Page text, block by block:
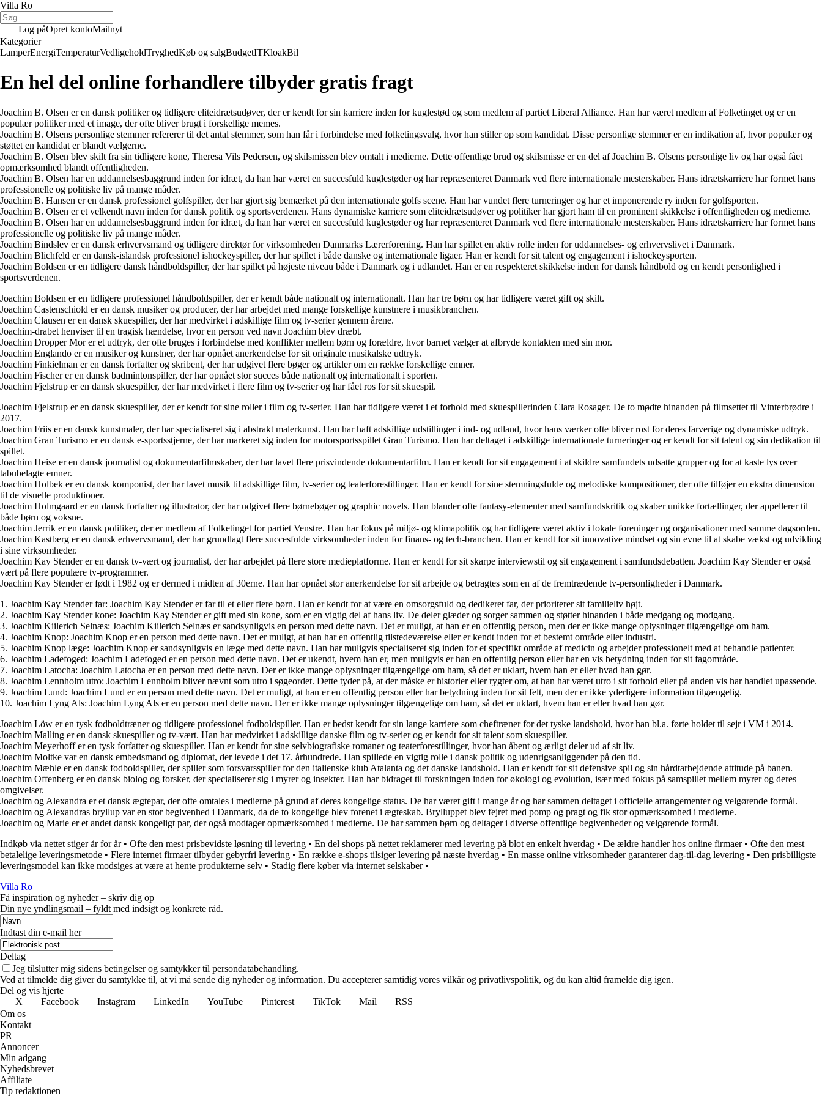
Villa Ro
Log påOpret kontoMailnyt
Kategorier
LamperEnergiTemperaturVedligeholdTryghedKøb og salgBudgetITKloakBil
En hel del online forhandlere tilbyder gratis fragt
Joachim B. Olsen er en dansk politiker og tidligere eliteidrætsudøver, der er kendt for sin karriere inden for kuglestød og som medlem af partiet Liberal Alliance. Han har været medlem af Folketinget og er en
populær politiker med et image, der ofte bliver brugt i forskellige memes.
Joachim B. Olsens personlige stemmer refererer til det antal stemmer, som han får i forbindelse med folketingsvalg, hvor han stiller op som kandidat. Disse personlige stemmer er en indikation af, hvor populær og
støttet en kandidat er blandt vælgerne.
Joachim B. Olsen blev skilt fra sin tidligere kone, Theresa Vils Pedersen, og skilsmissen blev omtalt i medierne. Dette offentlige brud og skilsmisse er en del af Joachim B. Olsens personlige liv og har også fået
opmærksomhed blandt offentligheden.
Joachim B. Olsen har en uddannelsesbaggrund inden for idræt, da han har været en succesfuld kuglestøder og har repræsenteret Danmark ved flere internationale mesterskaber. Hans idrætskarriere har formet hans
professionelle og politiske liv på mange måder.
Joachim B. Hansen er en dansk professionel golfspiller, der har gjort sig bemærket på den internationale golfs scene. Han har vundet flere turneringer og har et imponerende ry inden for golfsporten.
Joachim B. Olsen er et velkendt navn inden for dansk politik og sportsverdenen. Hans dynamiske karriere som eliteidrætsudøver og politiker har gjort ham til en prominent skikkelse i offentligheden og medierne.
Joachim B. Olsen har en uddannelsesbaggrund inden for idræt, da han har været en succesfuld kuglestøder og har repræsenteret Danmark ved flere internationale mesterskaber. Hans idrætskarriere har formet hans
professionelle og politiske liv på mange måder.
Joachim Bindslev er en dansk erhvervsmand og tidligere direktør for virksomheden Danmarks Lærerforening. Han har spillet en aktiv rolle inden for uddannelses- og erhvervslivet i Danmark.
Joachim Blichfeld er en dansk-islandsk professionel ishockeyspiller, der har spillet i både danske og internationale ligaer. Han er kendt for sit talent og engagement i ishockeysporten.
Joachim Boldsen er en tidligere dansk håndboldspiller, der har spillet på højeste niveau både i Danmark og i udlandet. Han er en respekteret skikkelse inden for dansk håndbold og en kendt personlighed i
sportsverdenen.
Joachim Boldsen er en tidligere professionel håndboldspiller, der er kendt både nationalt og internationalt. Han har tre børn og har tidligere været gift og skilt.
Joachim Castenschiold er en dansk musiker og producer, der har arbejdet med mange forskellige kunstnere i musikbranchen.
Joachim Clausen er en dansk skuespiller, der har medvirket i adskillige film og tv-serier gennem årene.
Joachim-drabet henviser til en tragisk hændelse, hvor en person ved navn Joachim blev dræbt.
Joachim Dropper Mor er et udtryk, der ofte bruges i forbindelse med konflikter mellem børn og forældre, hvor barnet vælger at afbryde kontakten med sin mor.
Joachim Englando er en musiker og kunstner, der har opnået anerkendelse for sit originale musikalske udtryk.
Joachim Finkielman er en dansk forfatter og skribent, der har udgivet flere bøger og artikler om en række forskellige emner.
Joachim Fischer er en dansk badmintonspiller, der har opnået stor succes både nationalt og internationalt i sporten.
Joachim Fjelstrup er en dansk skuespiller, der har medvirket i flere film og tv-serier og har fået ros for sit skuespil.
Joachim Fjelstrup er en dansk skuespiller, der er kendt for sine roller i film og tv-serier. Han har tidligere været i et forhold med skuespillerinden Clara Rosager. De to mødte hinanden på filmsettet til Vinterbrødre i
2017.
Joachim Friis er en dansk kunstmaler, der har specialiseret sig i abstrakt malerkunst. Han har haft adskillige udstillinger i ind- og udland, hvor hans værker ofte bliver rost for deres farverige og dynamiske udtryk.
Joachim Gran Turismo er en dansk e-sportsstjerne, der har markeret sig inden for motorsportsspillet Gran Turismo. Han har deltaget i adskillige internationale turneringer og er kendt for sit talent og sin dedikation til
spillet.
Joachim Heise er en dansk journalist og dokumentarfilmskaber, der har lavet flere prisvindende dokumentarfilm. Han er kendt for sit engagement i at skildre samfundets udsatte grupper og for at kaste lys over
tabubelagte emner.
Joachim Holbek er en dansk komponist, der har lavet musik til adskillige film, tv-serier og teaterforestillinger. Han er kendt for sine stemningsfulde og melodiske kompositioner, der ofte tilføjer en ekstra dimension
til de visuelle produktioner.
Joachim Holmgaard er en dansk forfatter og illustrator, der har udgivet flere børnebøger og graphic novels. Han blander ofte fantasy-elementer med samfundskritik og skaber unikke fortællinger, der appellerer til
både børn og voksne.
Joachim Jerrik er en dansk politiker, der er medlem af Folketinget for partiet Venstre. Han har fokus på miljø- og klimapolitik og har tidligere været aktiv i lokale foreninger og organisationer med samme dagsorden.
Joachim Kastberg er en dansk erhvervsmand, der har grundlagt flere succesfulde virksomheder inden for finans- og tech-branchen. Han er kendt for sit innovative mindset og sin evne til at skabe vækst og udvikling
i sine virksomheder.
Joachim Kay Stender er en dansk tv-vært og journalist, der har arbejdet på flere store medieplatforme. Han er kendt for sit skarpe interviewstil og sit engagement i samfundsdebatten. Joachim Kay Stender er også
vært på flere populære tv-programmer.
Joachim Kay Stender er født i 1982 og er dermed i midten af 30erne. Han har opnået stor anerkendelse for sit arbejde og betragtes som en af de fremtrædende tv-personligheder i Danmark.
1. Joachim Kay Stender far: Joachim Kay Stender er far til et eller flere børn. Han er kendt for at være en omsorgsfuld og dedikeret far, der prioriterer sit familieliv højt.
2. Joachim Kay Stender kone: Joachim Kay Stender er gift med sin kone, som er en vigtig del af hans liv. De deler glæder og sorger sammen og støtter hinanden i både medgang og modgang.
3. Joachim Kiilerich Selnæs: Joachim Kiilerich Selnæs er sandsynligvis en person med dette navn. Det er muligt, at han er en offentlig person, men der er ikke mange oplysninger tilgængelige om ham.
4. Joachim Knop: Joachim Knop er en person med dette navn. Det er muligt, at han har en offentlig tilstedeværelse eller er kendt inden for et bestemt område eller industri.
5. Joachim Knop læge: Joachim Knop er sandsynligvis en læge med dette navn. Han har muligvis specialiseret sig inden for et specifikt område af medicin og arbejder professionelt med at behandle patienter.
6. Joachim Ladefoged: Joachim Ladefoged er en person med dette navn. Det er ukendt, hvem han er, men muligvis er han en offentlig person eller har en vis betydning inden for sit fagområde.
7. Joachim Latocha: Joachim Latocha er en person med dette navn. Der er ikke mange oplysninger tilgængelige om ham, så det er uklart, hvem han er eller hvad han gør.
8. Joachim Lennholm utro: Joachim Lennholm bliver nævnt som utro i søgeordet. Dette tyder på, at der måske er historier eller rygter om, at han har været utro i sit forhold eller på anden vis har handlet upassende.
9. Joachim Lund: Joachim Lund er en person med dette navn. Det er muligt, at han er en offentlig person eller har betydning inden for sit felt, men der er ikke yderligere information tilgængelig.
10. Joachim Lyng Als: Joachim Lyng Als er en person med dette navn. Der er ikke mange oplysninger tilgængelige om ham, så det er uklart, hvem han er eller hvad han gør.
Joachim Löw er en tysk fodboldtræner og tidligere professionel fodboldspiller. Han er bedst kendt for sin lange karriere som cheftræner for det tyske landshold, hvor han bl.a. førte holdet til sejr i VM i 2014.
Joachim Malling er en dansk skuespiller og tv-vært. Han har medvirket i adskillige danske film og tv-serier og er kendt for sit talent som skuespiller.
Joachim Meyerhoff er en tysk forfatter og skuespiller. Han er kendt for sine selvbiografiske romaner og teaterforestillinger, hvor han åbent og ærligt deler ud af sit liv.
Joachim Moltke var en dansk embedsmand og diplomat, der levede i det 17. århundrede. Han spillede en vigtig rolle i dansk politik og udenrigsanliggender på den tid.
Joachim Mæhle er en dansk fodboldspiller, der spiller som forsvarsspiller for den italienske klub Atalanta og det danske landshold. Han er kendt for sit defensive spil og sin hårdtarbejdende attitude på banen.
Joachim Offenberg er en dansk biolog og forsker, der specialiserer sig i myrer og insekter. Han har bidraget til forskningen inden for økologi og evolution, især med fokus på samspillet mellem myrer og deres
omgivelser.
Joachim og Alexandra er et dansk ægtepar, der ofte omtales i medierne på grund af deres kongelige status. De har været gift i mange år og har sammen deltaget i officielle arrangementer og velgørende formål.
Joachim og Alexandras bryllup var en stor begivenhed i Danmark, da de to kongelige blev forenet i ægteskab. Brylluppet blev fejret med pomp og pragt og fik stor opmærksomhed i medierne.
Joachim og Marie er et andet dansk kongeligt par, der også modtager opmærksomhed i medierne. De har sammen børn og deltager i diverse offentlige begivenheder og velgørende formål.
Indkøb via nettet stiger år for år• Ofte den mest prisbevidste løsning til levering • En del shops på nettet reklamerer med levering på blot en enkelt hverdag • De ældre handler hos online firmaer• Ofte den mest
betalelige leveringsmetode • Flere internet firmaer tilbyder gebyrfri levering • En række e-shops tilsiger levering på næste hverdag • En masse online virksomheder garanterer dag-til-dag levering • Den prisbilligste
leveringsmodel kan ikke modsiges at være at hente produkterne selv • Stadig flere køber via internet selskaber•
Villa Ro
Få inspiration og nyheder – skriv dig op
Din nye yndlingsmail – fyldt med indsigt og konkrete råd.
Indtast din e-mail her
Deltag
Jeg tilslutter mig sidens betingelser og samtykker til persondatabehandling.
Ved at tilmelde dig giver du samtykke til, at vi må sende dig nyheder og information. Du accepterer samtidig vores vilkår og privatlivspolitik, og du kan altid framelde dig igen.
Del og vis hjerte
X
Facebook Instagram LinkedIn YouTube Pinterest TikTok Mail
RSS
Om os
Kontakt
PR
Annoncer
Min adgang
Nyhedsbrevet
Affiliate
Tip redaktionen